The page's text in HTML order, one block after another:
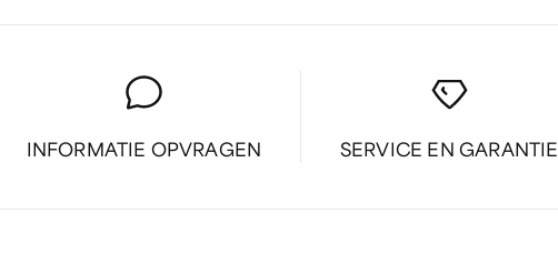
INFORMATIE OPVRAGEN SERVICE EN GARANTIE